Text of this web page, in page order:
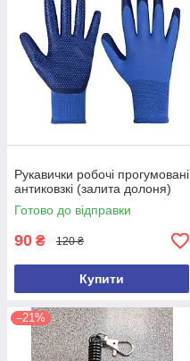
Рукавички робочі прогумовані
антиковзкі (залита долоня)
Готово до відправки
90 ₴ 120 ₴
Купити
–21%